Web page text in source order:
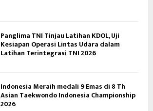
Panglima TNI Tinjau Latihan KDOL, Uji
Kesiapan Operasi Lintas Udara dalam
Latihan Terintegrasi TNI 2026
Indonesia Meraih medali 9 Emas di 8 Th
Asian Taekwondo Indonesia Championship
2026